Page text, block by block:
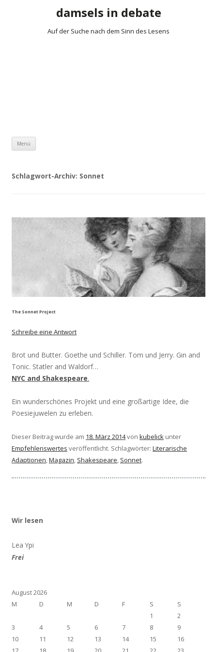
damsels in debate
Auf der Suche nach dem Sinn des Lesens
Menü
Schlagwort-Archiv: Sonnet
The Sonnet Project
Schreibe eine Antwort
Brot und Butter. Goethe und Schiller. Tom und Jerry. Gin and
Tonic. Statler and Waldorf…
NYC and Shakespeare.
Ein wunderschönes Projekt und eine großartige Idee, die
Poesiejuwelen zu erleben.
Dieser Beitrag wurde am 18. März 2014von kubelick unter
Empfehlenswertes veröffentlicht. Schlagwörter: Literarische
Adaptionen,Magazin, Shakespeare, Sonnet.
Wir lesen
Lea Ypi
Frei
August 2026
M
D M D F S
S
1
2
3
4 5 6 7 8
9
10
11 12 13 14 15
16